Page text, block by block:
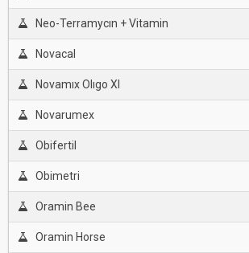
Neo-Terramycın + Vitamin
Novacal
Novamıx Olıgo Xl
Novarumex
Obifertil
Obimetri
Oramin Bee
Oramin Horse